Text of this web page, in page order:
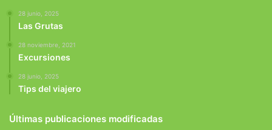
28 junio, 2025
Las Grutas
28 noviembre, 2021
Excursiones
28 junio, 2025
Tips del viajero
Últimas publicaciones modificadas